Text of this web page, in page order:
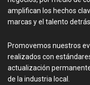
amplifican los hechos
marcas y el talento detrás
Promovemos nuestros
realizados con
actualización
de la industria local.